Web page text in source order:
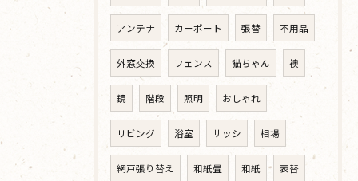
アンテナ カーポート 張替 不用品
外窓交換 フェンス 猫ちゃん 襖
鏡 階段 照明 おしゃれ
リビング 浴室 サッシ 相場
網戸張り替え 和紙畳 和紙 表替